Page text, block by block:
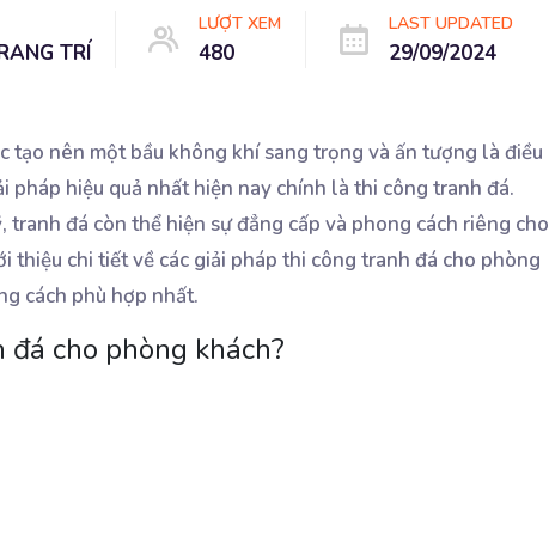
TRÍ
LƯỢT XEM
480
LAST UPDATED
29/09/2024
tạo nên một bầu không khí sang trọng và ấn tượng là điều
hiệu quả nhất hiện nay chính là thi công tranh đá.
tranh đá còn thể hiện sự đẳng cấp và phong cách riêng cho
thiệu chi tiết về các giải pháp thi công tranh đá cho phòng
cách phù hợp nhất.
cho phòng khách?